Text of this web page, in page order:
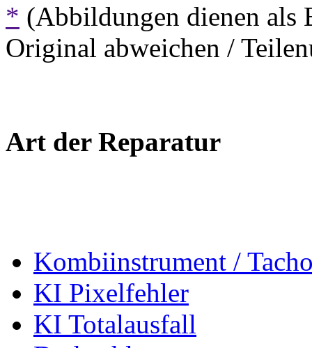
* (Abbildungen dienen als
Original abweichen /
Art der Reparatur
Kombiinstrument /
KI Pixelfehler
KI Totalausfall